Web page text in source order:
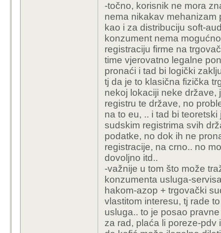
Kako korisnik može
on uopće pravno
Pravno gledano,
kažnjen?
-točno, korisnik ne mora
nema nikakav mehanizam
kao i za distribuciju soft-
konzument nema
registraciju firme na
time vjerovatno legalne
pronaći i tad bi logički
tj da je to klasična fizička
nekoj lokaciji neke države,
registru te države, no
na to eu, .. i tad bi
sudskim registrima svih
podatke, no dok ih ne
registracije, na crno.. no
dovoljno itd..
-važnije u tom što može
konzumenta usluga-
hakom-azop + trgovački
vlastitom interesu, tj rade
usluga.. to je posao
za rad, plaća li poreze-pdv